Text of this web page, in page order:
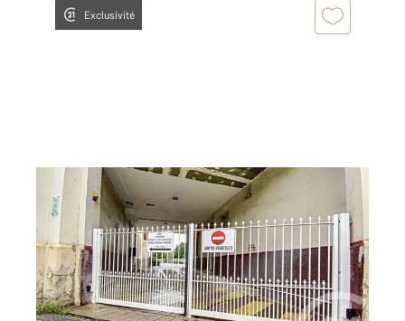
Exclusivité
NANCY 54
12 m
Ref : 121899
Parking à louer
45 €
par mois charges comprises